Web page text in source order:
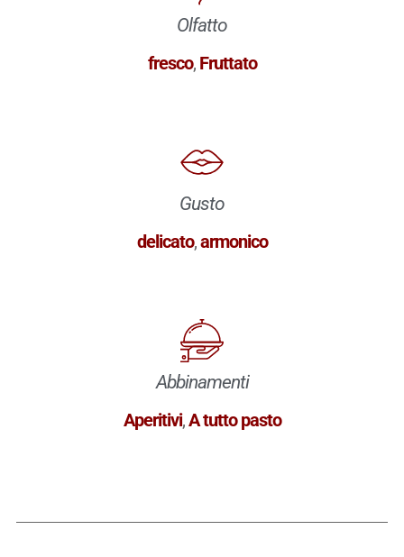
Olfatto
fresco, Fruttato
Gusto
delicato,armonico
Abbinamenti
Aperitivi,A tutto pasto